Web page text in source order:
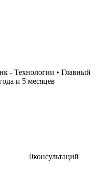
- Технологии • Главный
и 5 месяцев
0консультаций